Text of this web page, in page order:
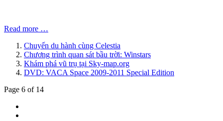
Read more …
Chuyến du hành cùng Celestia
Chương trình quan sát bầu trời: Winstars
Khám phá vũ trụ tại Sky-map.org
DVD: VACA Space 2009-2011 Special Edition
Page 6 of 14